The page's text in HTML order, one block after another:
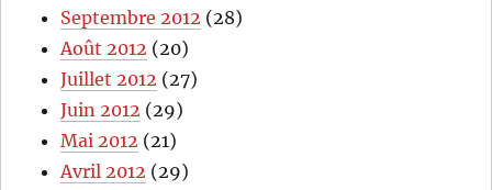
Septembre 2012 (28)
Août 2012 (20)
Juillet 2012 (27)
Juin 2012 (29)
Mai 2012 (21)
Avril 2012 (29)